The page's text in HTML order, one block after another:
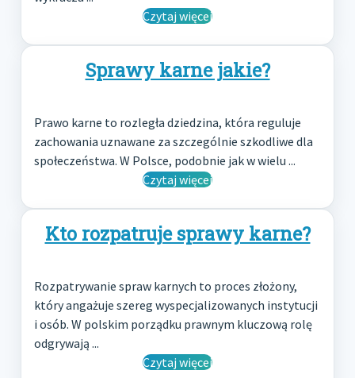
Czytaj więcej
Sprawy karne jakie?
Prawo karne to rozległa dziedzina, która reguluje
zachowania uznawane za szczególnie szkodliwe dla
społeczeństwa. W Polsce, podobnie jak w wielu ...
Czytaj więcej
Kto rozpatruje sprawy karne?
Rozpatrywanie spraw karnych to proces złożony,
który angażuje szereg wyspecjalizowanych instytucji
i osób. W polskim porządku prawnym kluczową rolę
odgrywają ...
Czytaj więcej